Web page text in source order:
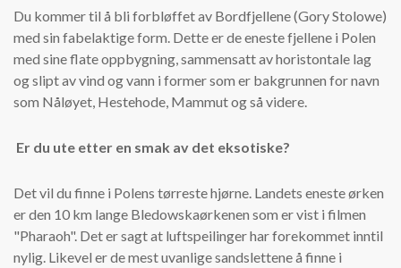
Du kommer til å bli forbløffet av Bordfjellene (Gory Stolowe)
med sin fabelaktige form. Dette er de eneste fjellene i Polen
med sine flate oppbygning, sammensatt av horistontale lag
og slipt av vind og vann i former som er bakgrunnen for navn
som Nåløyet, Hestehode, Mammut og så videre.
Er du ute etter en smak av det eksotiske?
Det vil du finne i Polens tørreste hjørne. Landets eneste ørken
er den 10 km lange Bledowskaørkenen som er vist i filmen
"Pharaoh". Det er sagt at luftspeilinger har forekommet inntil
nylig. Likevel er de mest uvanlige sandslettene å finne i